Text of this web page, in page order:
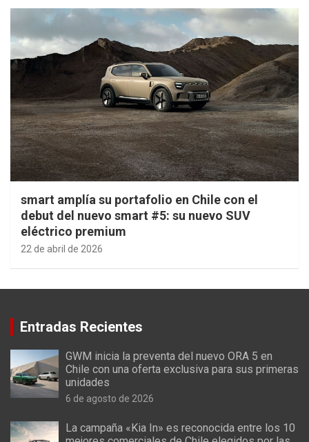
smart amplía su portafolio en Chile con el
debut del nuevo smart #5: su nuevo SUV
eléctrico premium
22 de abril de 2026
Entradas Recientes
GWM inicia la preventa del nuevo ORA 5 en
Chile con una oferta exclusiva para sus primeras
unidades
6 de agosto de 2026
La campaña «Kia In» es reconocida entre los 10